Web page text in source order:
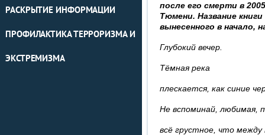
РАСКРЫТИЕ ИНФОРМАЦИИ
ПРОФИЛАКТИКА ТЕРРОРИЗМА И
ЭКСТРЕМИЗМА
после его смерти в
Тюмени. Название
вынесенного в начало,
Глубокий вечер.
Тёмная река
плескается, как синие
Не вспоминай, любимая,
всё грустное, что